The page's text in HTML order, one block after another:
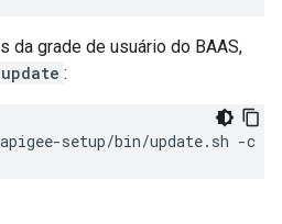
da grade de usuário do BAAS,
update :
setup/bin/update.sh -c